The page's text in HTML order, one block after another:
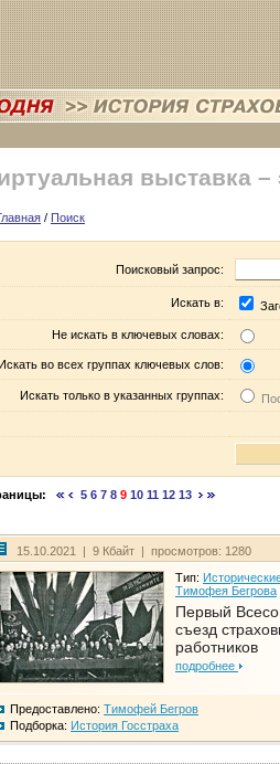
выставка –
/ Поиск
Поисковый запрос:
Искать в:
Не искать в ключевых словах:
Искать во всех группах ключевых слов:
Искать только в указанных группах:
5 6 7 8 9 10 11 12 13
15.10.2021 | 9 Кбайт | просмотров: 1280
Тип:
Тимофея Бегрова
Первый
съезд
работников
подробнее
Предоставлено: Тимофей Бегров
Подборка: История Госстраха